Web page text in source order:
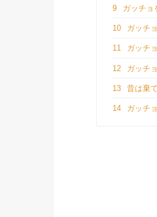
9 ガッチョ
10 ガッチ
11 ガッチ
12 ガッチ
13 昔は棄
14 ガッチ